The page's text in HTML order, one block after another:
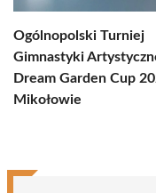
Ogólnopolski Turniej
Gimnastyki
Dream Garden Cup
Mikołowie